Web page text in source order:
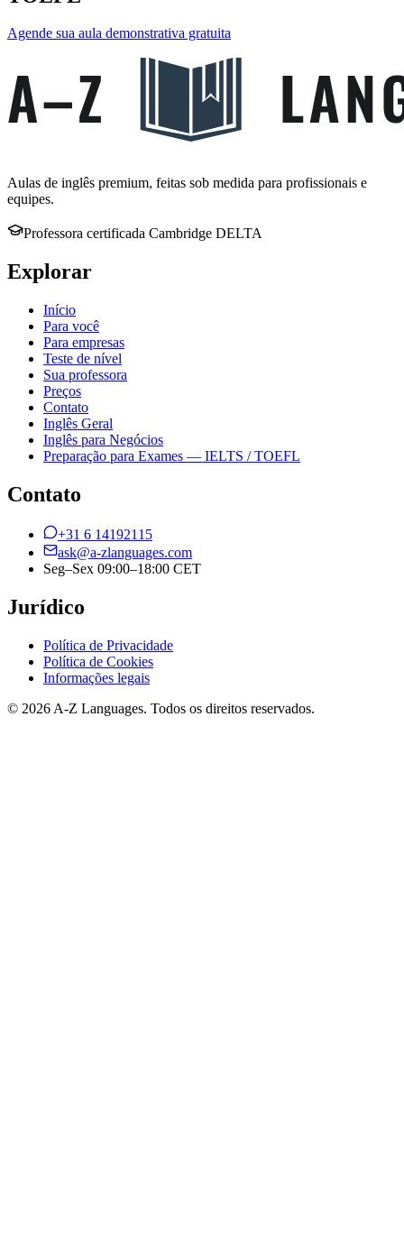
Agende sua aula demonstrativa gratuita
Aulas de inglês premium, feitas sob medida para profissionais e
equipes.
Professora certificada Cambridge DELTA
Explorar
Início
Para você
Para empresas
Teste de nível
Sua professora
Preços
Contato
Inglês Geral
Inglês para Negócios
Preparação para Exames — IELTS / TOEFL
Contato
+31 6 14192115
ask@a-zlanguages.com
Seg–Sex 09:00–18:00 CET
Jurídico
Política de Privacidade
Política de Cookies
Informações legais
© 2026 A-Z Languages. Todos os direitos reservados.